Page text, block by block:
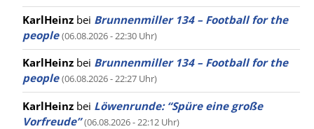
KarlHeinz bei Brunnenmiller 134 – Football for the
people (06.08.2026 - 22:30 Uhr)
KarlHeinz bei Brunnenmiller 134 – Football for the
people (06.08.2026 - 22:27 Uhr)
KarlHeinz bei Löwenrunde: “Spüre eine große
Vorfreude” (06.08.2026 - 22:12 Uhr)